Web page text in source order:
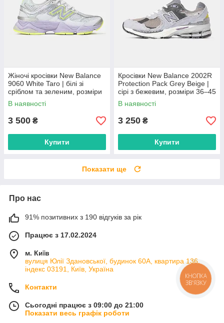
Жіночі кросівки New Balance
9060 White Taro | білі зі
сріблом та зеленим, розміри
36–41
В наявності
3 500 ₴
Купити
Кросівки New Balance 2002R
Protection Pack Grey Beige |
сірі з бежевим, розміри 36–45
В наявності
3 250 ₴
Купити
Показати ще
Про нас
91% позитивних з 190 відгуків за рік
Працює з 17.02.2024
м. Київ
вулиця Юлії Здановської, будинок 60А, квартира 136,
індекс 03191, Київ, Україна
Контакти
Сьогодні працює з 09:00 до 21:00
Показати весь графік роботи
КНОПКА
ЗВ'ЯЗКУ